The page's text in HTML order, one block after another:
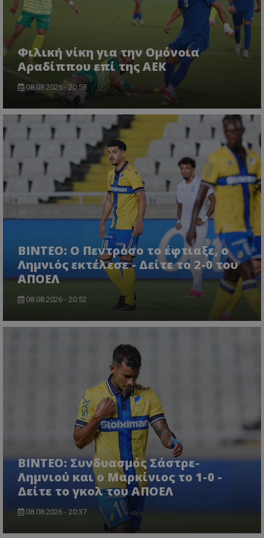
Φιλική νίκη για την Ομόνοια
Αραδίππου επί της ΑΕΚ
08.08.2026 - 20:58
ΒΙΝΤΕΟ: Ο Πεντρόσο το έφτιαξε, ο
Λημνιός εκτέλεσε - Δείτε το 2-0 του
ΑΠΟΕΛ
08.08.2026 - 20:52
ΒΙΝΤΕΟ: Συνδυασμός Σάστρε-
Λημνιού και ο Μαρκίνιος το 1-0 -
Δείτε το γκολ του ΑΠΟΕΛ
08.08.2026 - 20:37